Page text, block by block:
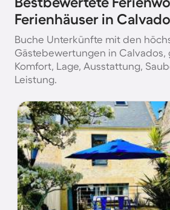
Ferienhäuser in
Buche Unterkünfte mit den
Gästebewertungen in Calvados,
Komfort, Lage, Ausstattung,
Leistung.